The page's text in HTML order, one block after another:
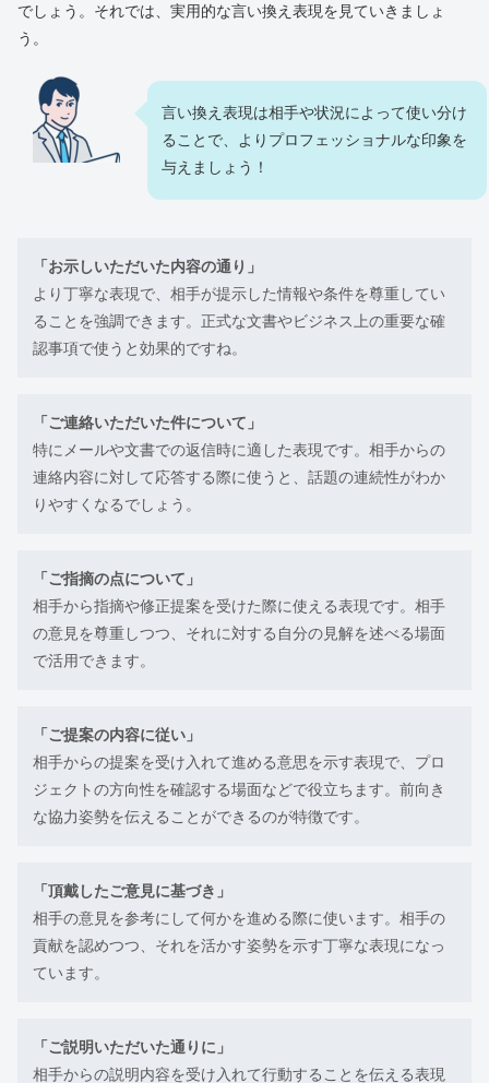
でしょう。それでは、実用的な言い換え表現を見ていきましょ
う。
言い換え表現は相手や状況によって使い分け
ることで、よりプロフェッショナルな印象を
与えましょう！
「お示しいただいた内容の通り」
より丁寧な表現で、相手が提示した情報や条件を尊重してい
ることを強調できます。正式な文書やビジネス上の重要な確
認事項で使うと効果的ですね。
「ご連絡いただいた件について」
特にメールや文書での返信時に適した表現です。相手からの
連絡内容に対して応答する際に使うと、話題の連続性がわか
りやすくなるでしょう。
「ご指摘の点について」
相手から指摘や修正提案を受けた際に使える表現です。相手
の意見を尊重しつつ、それに対する自分の見解を述べる場面
で活用できます。
「ご提案の内容に従い」
相手からの提案を受け入れて進める意思を示す表現で、プロ
ジェクトの方向性を確認する場面などで役立ちます。前向き
な協力姿勢を伝えることができるのが特徴です。
「頂戴したご意見に基づき」
相手の意見を参考にして何かを進める際に使います。相手の
貢献を認めつつ、それを活かす姿勢を示す丁寧な表現になっ
ています。
「ご説明いただいた通りに」
相手からの説明内容を受け入れて行動することを伝える表現